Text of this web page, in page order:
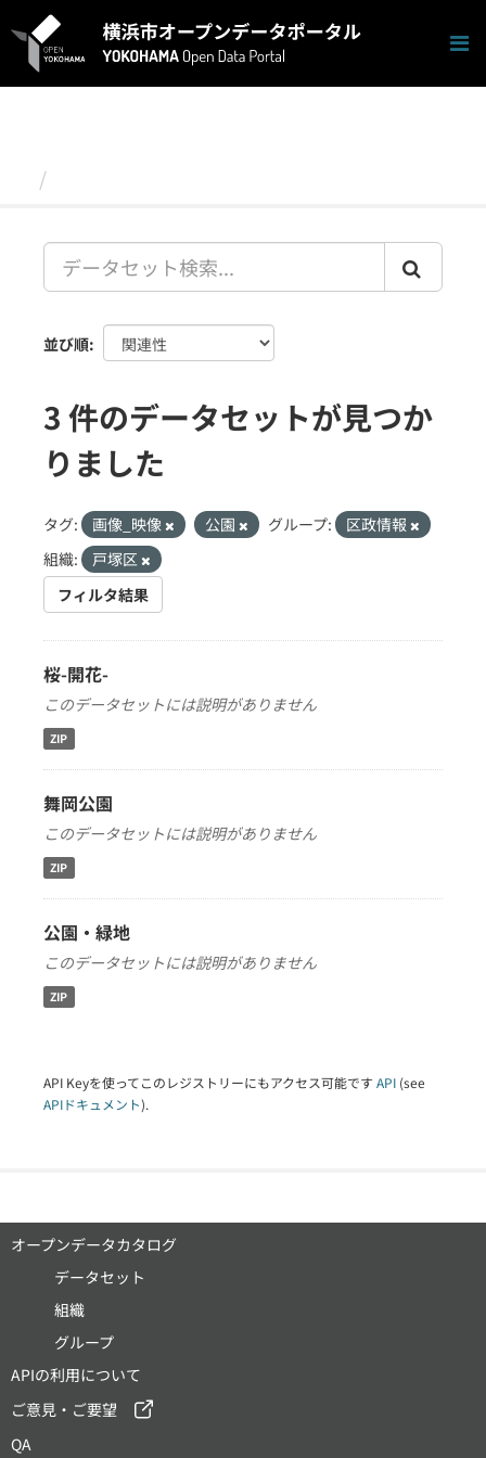
キ
並び順
3 件のデータセットが見つか
りました
タグ: 画像_映像 公園 グループ:
区政情報
組織:
戸塚区
フィルタ結果
桜-開花-
このデータセットには説明がありません
ZIP
舞岡公園
このデータセットには説明がありません
ZIP
公園・緑地
このデータセットには説明がありません
ZIP
API Keyを使ってこのレジストリーにもアクセス可能です API (see
APIドキュメント).
オープンデータカタログ
データセット
組織
グループ
APIの利用について
ご意見・ご要望
QA